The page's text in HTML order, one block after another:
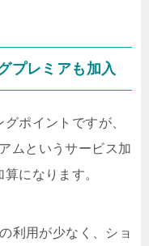
プレミアも加入
ポイントですが、
ムというサービス加
になります。
利用が少なく、ショ